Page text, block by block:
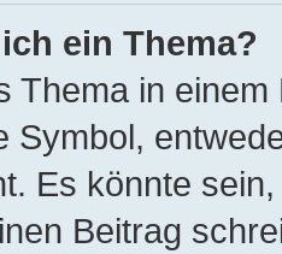
ein Thema?
Thema in
Symbol,
Es könnte
Beitrag